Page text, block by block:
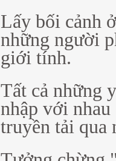
Lấy bối cảnh
những người
giới tính.
Tất cả những
nhập với
truyền tải qua